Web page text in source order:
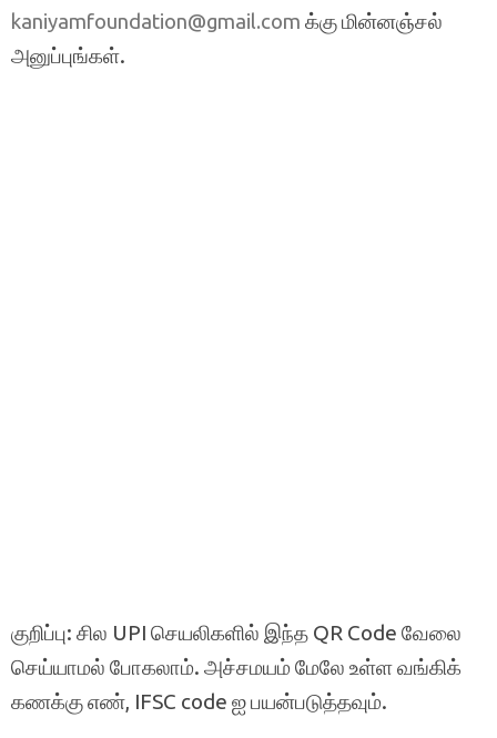
kaniyamfoundation@gmail.com க்கு மின்னஞ்சல்
அனுப்புங்கள்.
குறிப்பு: சில UPI செயலிகளில் இந்த QR Code வேலை
செய்யாமல் போகலாம். அச்சமயம் மேலே உள்ள வங்கிக்
கணக்கு எண், IFSC code ஐ பயன்படுத்தவும்.